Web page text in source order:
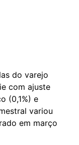
do varejo
com ajuste
(0,1%) e
variou
em março